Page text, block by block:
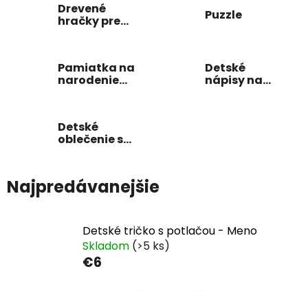
Drevené
hračky pre Puzzle
Pamiatka na
narodenie
Detské
nápisy na
Detské
oblečenie s
Najpredávanejšie
Detské tričko s potlačou - Meno
Skladom (>5 ks)
€6